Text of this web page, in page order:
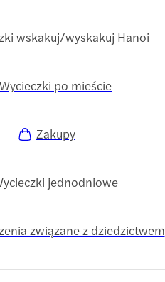
wskakuj/wyskakuj Hanoi
Wycieczki po mieście
Zakupy
jednodniowe
związane z dziedzictwem